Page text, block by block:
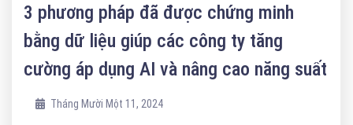
3 phương pháp đã được chứng minh
bằng dữ liệu giúp các công ty tăng
cường áp dụng AI và nâng cao năng suất
Tháng Mười Một 11, 2024